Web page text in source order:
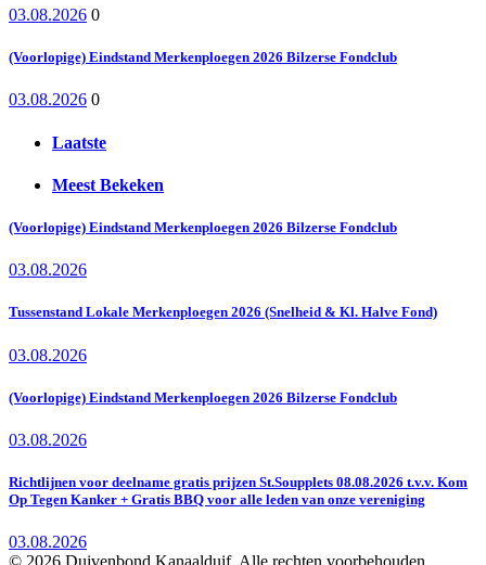
03.08.2026 0
(Voorlopige) Eindstand Merkenploegen 2026 Bilzerse Fondclub
03.08.2026 0
Laatste
Meest Bekeken
(Voorlopige) Eindstand Merkenploegen 2026 Bilzerse Fondclub
03.08.2026
Tussenstand Lokale Merkenploegen 2026 (Snelheid & Kl. Halve Fond)
03.08.2026
(Voorlopige) Eindstand Merkenploegen 2026 Bilzerse Fondclub
03.08.2026
Richtlijnen voor deelname gratis prijzen St.Soupplets 08.08.2026 t.v.v. Kom
Op Tegen Kanker + Gratis BBQ voor alle leden van onze vereniging
03.08.2026